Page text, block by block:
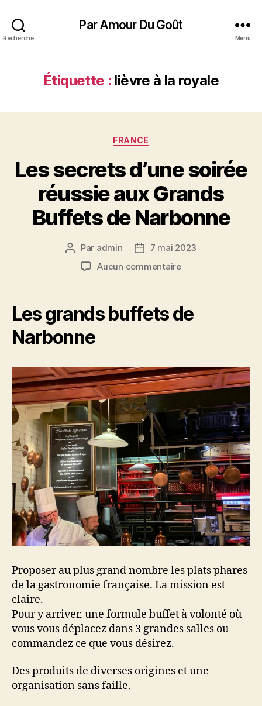
Recherche
Par Amour Du Goût
Menu
Étiquette : lièvre à la royale
Catégories
FRANCE
Les secrets d’une soirée
réussie aux Grands
Buffets de Narbonne
Auteur
l’article
Par admin
Date7 mai 2023
Aucun commentairesur
d’une
soirée
Buffets
de
Narbonne
Les grands buffets de
Narbonne
Proposer au plus grand nombre les plats phares
de la gastronomie française. La mission est
claire.
Pour y arriver, une formule buffet à volonté où
vous vous déplacez dans 3 grandes salles ou
commandez ce que vous désirez.
Des produits de diverses origines et une
organisation sans faille.